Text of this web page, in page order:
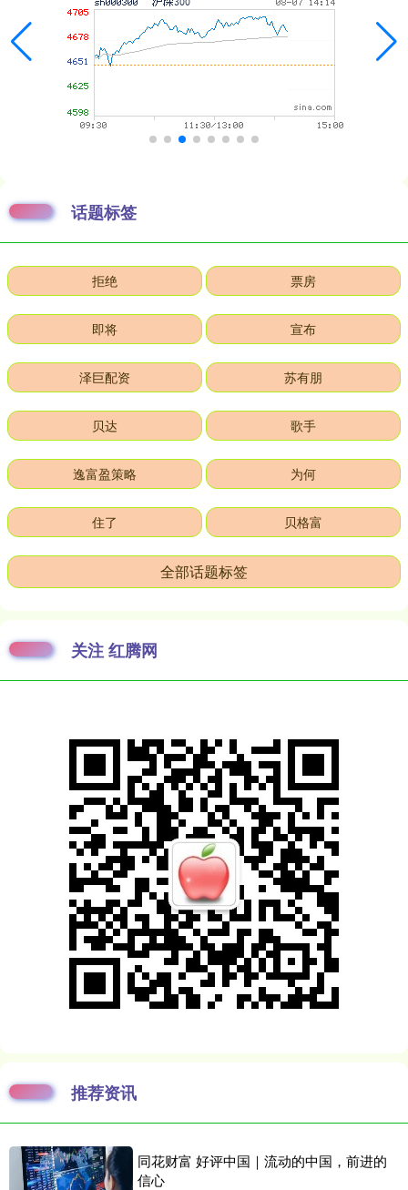
话题标签
拒绝 票房
即将 宣布
泽巨配资 苏有朋
贝达 歌手
逸富盈策略 为何
住了 贝格富
全部话题标签
关注 红腾网
推荐资讯
同花财富 好评中国｜流动的中国，前进的
信心